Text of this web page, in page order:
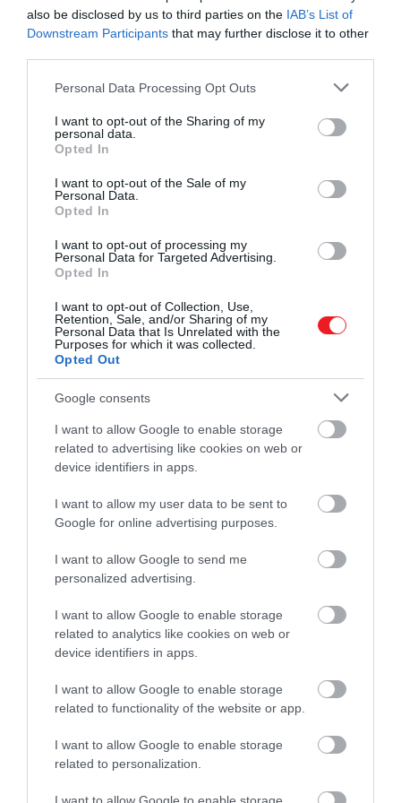
also be disclosed by us to third parties on the IAB’s List of
Downstream Participants that may further disclose it to other
Please note that this website/app uses one or more Google
not limited to your visit or usage behaviour. You may click to
grant or deny consent to Google and its third-party tags to
use your data for below specified purposes in below Google
consent section.
Personal Data Processing Opt Outs
I want to opt-out of the Sharing of my
personal data.
Opted In
I want to opt-out of the Sale of my
Personal Data.
Opted In
I want to opt-out of processing my
Personal Data for Targeted Advertising.
Opted In
I want to opt-out of Collection, Use,
Retention, Sale, and/or Sharing of my
Personal Data that Is Unrelated with the
Purposes for which it was collected.
Opted Out
Google consents
I want to allow Google to enable storage
related to advertising like cookies on web or
device identifiers in apps.
I want to allow my user data to be sent to
Google for online advertising purposes.
I want to allow Google to send me
personalized advertising.
I want to allow Google to enable storage
related to analytics like cookies on web or
device identifiers in apps.
I want to allow Google to enable storage
related to functionality of the website or app.
I want to allow Google to enable storage
related to personalization.
kritizálásától. Nem kellett
volna, de tiszteletben tartom
tisztviselőt, aki küldte
– mondta Kelly, hozzátéve, hogy továbbra is ellenzi a
háborút.
Az egész felhajtás az ukrajnai invázió nyomán indult
el. Rogozin, akitől nem idegenek a viták és a
szokatlan viselkedés, világossá tette érzéseit a
Twitteren, ahol állandóan Putyin-párti és USA-
ellenes propagandát posztolt. Zavarba ejtő módon a
Roszkozmosz vezetője még azzal is fenyegetőzött,
hogy megsemmisíti az ISS-t. Így érthető, hogy Kelly
– aki négy űrrepülés veteránja és az ISS korábbi
Az viszont érdekes, hogy a helyzet eléggé elfajult
ahhoz, hogy a NASA úgy gondolta, bölcs dolog
lenne figyelmeztetni Kellyt, hogy hagyja abba.
Bár a szakértők szerint a földi geopolitikai
feszültségek nem befolyásolnák az
együttműködést az ISS fedélzetén, talán több
eddig gondoltuk.
Forrás: Futurism
Nyitókép: NASA/Unsplash